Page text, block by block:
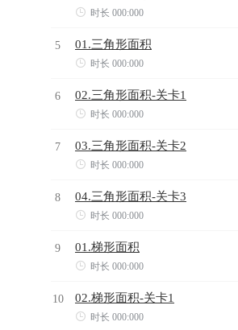
 时长 000:000
5 01.三角形面积
 时长 000:000
6 02.三角形面积-关卡1
 时长 000:000
7 03.三角形面积-关卡2
 时长 000:000
8 04.三角形面积-关卡3
 时长 000:000
9 01.梯形面积
 时长 000:000
10 02.梯形面积-关卡1
 时长 000:000